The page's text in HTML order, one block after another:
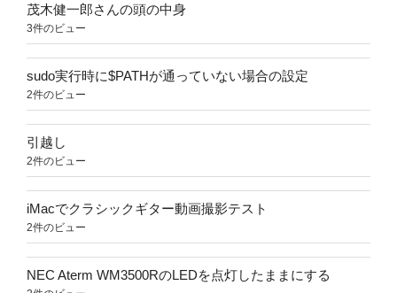
茂木健一郎さんの頭の中身
3件のビュー
sudo実行時に$PATHが通っていない場合の設定
2件のビュー
引越し
2件のビュー
iMacでクラシックギター動画撮影テスト
2件のビュー
NEC Aterm WM3500RのLEDを点灯したままにする